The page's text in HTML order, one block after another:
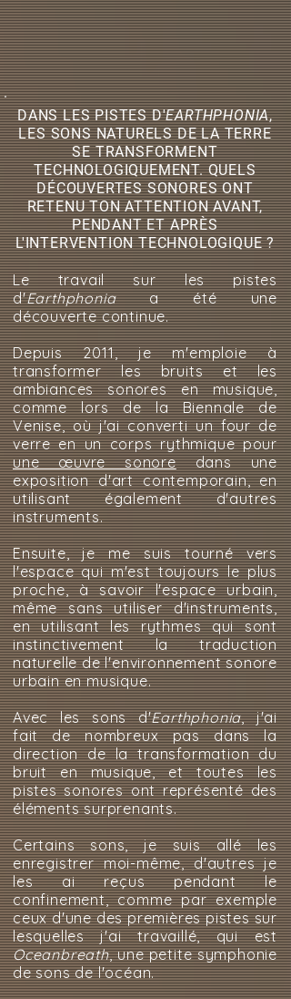
DANS LES PISTES D'EARTHPHONIA,
LES SONS NATURELS DE LA TERRE
SE TRANSFORMENT
TECHNOLOGIQUEMENT. QUELS
DÉCOUVERTES SONORES ONT
RETENU TON ATTENTION AVANT,
PENDANT ET APRÈS
L'INTERVENTION TECHNOLOGIQUE ?
Le travail sur les pistes
d'Earthphoniaa été une
découverte continue.
Depuis 2011, je m'emploie à
transformer les bruits et les
ambiances sonores en musique,
comme lors de la Biennale de
Venise, où j'ai converti un four de
verre en un corps rythmique pour
une œuvre sonoredans une
exposition d'art contemporain, en
utilisant également d'autres
instruments.
Ensuite, je me suis tourné vers
l'espace qui m'est toujours le plus
proche, à savoir l'espace urbain,
même sans utiliser d'instruments,
en utilisant les rythmes qui sont
instinctivement la traduction
naturelle de l'environnement sonore
urbain en musique.
Avec les sons d'Earthphonia, j'ai
fait de nombreux pas dans la
direction de la transformation du
bruit en musique, et toutes les
pistes sonores ont représenté des
éléments surprenants.
Certains sons, je suis allé les
enregistrer moi-même, d'autres je
les ai reçus pendant le
confinement, comme par exemple
ceux d'une des premières pistes sur
lesquelles j'ai travaillé, qui est
Oceanbreath, une petite symphonie
de sons de l'océan.